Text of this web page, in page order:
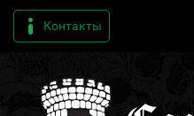
Контакты